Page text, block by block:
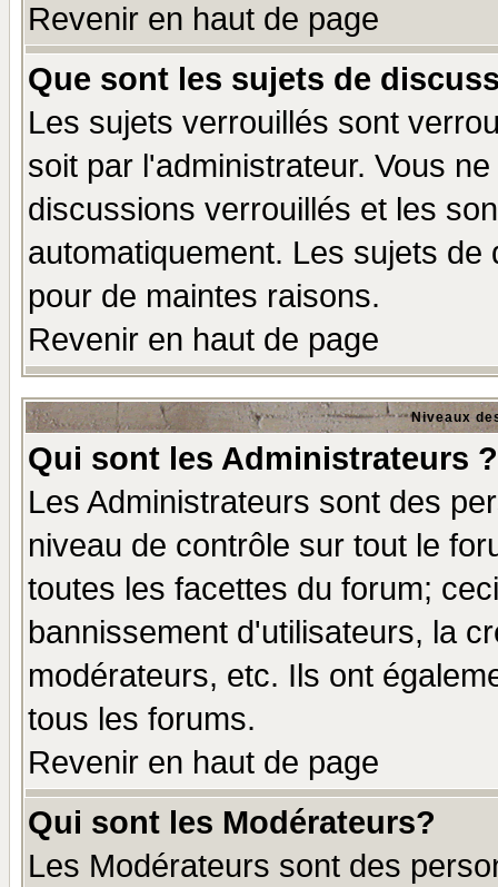
Revenir en haut de page
Que sont les sujets de
Les sujets verrouillés sont
soit par l'administrateur. Vous
discussions verrouillés et les
automatiquement. Les sujets
pour de maintes raisons.
Revenir en haut de page
Niveaux
Qui sont les Administrateurs ?
Les Administrateurs sont des
niveau de contrôle sur tout le
toutes les facettes du forum;
bannissement d'utilisateurs, la
modérateurs, etc. Ils ont
tous les forums.
Revenir en haut de page
Qui sont les Modérateurs?
Les Modérateurs sont des